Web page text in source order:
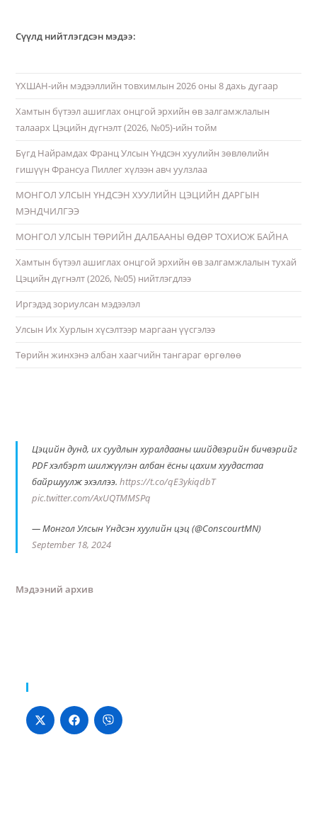
Сүүлд нийтлэгдсэн мэдээ:
ҮХШАН-ийн мэдээллийн товхимлын 2026 оны 8 дахь дугаар
Хамтын бүтээл ашиглах онцгой эрхийн өв залгамжлалын
талаарх Цэцийн дүгнэлт (2026, №05)-ийн тойм
Бүгд Найрамдах Франц Улсын Үндсэн хуулийн зөвлөлийн
гишүүн Франсуа Пиллег хүлээн авч уулзлаа
МОНГОЛ УЛСЫН ҮНДСЭН ХУУЛИЙН ЦЭЦИЙН ДАРГЫН
МЭНДЧИЛГЭЭ
МОНГОЛ УЛСЫН ТӨРИЙН ДАЛБААНЫ ӨДӨР ТОХИОЖ БАЙНА
Хамтын бүтээл ашиглах онцгой эрхийн өв залгамжлалын тухай
Цэцийн дүгнэлт (2026, №05) нийтлэгдлээ
Иргэдэд зориулсан мэдээлэл
Улсын Их Хурлын хүсэлтээр маргаан үүсгэлээ
Төрийн жинхэнэ албан хаагчийн тангараг өргөлөө
Цэцийн дунд, их суудлын хуралдааны шийдвэрийн бичвэрийг
PDF хэлбэрт шилжүүлэн албан ёсны цахим хуудастаа
байршуулж эхэллээ.https://t.co/qE3ykiqdbT
pic.twitter.com/AxUQTMMSPq
— Монгол Улсын Үндсэн хуулийн цэц (@ConscourtMN)
September 18, 2024
Мэдээний архив